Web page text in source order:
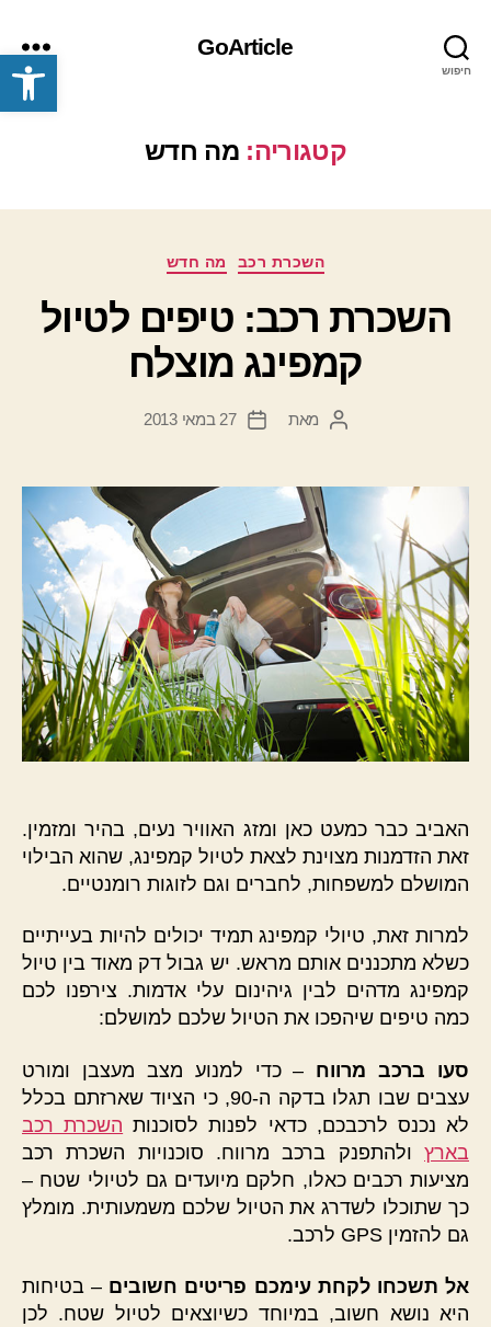
פתח סרגל נגישות חיפוש
GoArticle
תפריט
קטגוריה: מה חדש
קטגוריותהשכרת רכב מה חדש
השכרת רכב: טיפים לטיול
קמפינג מוצלח
המחבר
מאת
תאריך
27 במאי 2013
האביב כבר כמעט כאן ומזג האוויר נעים, בהיר ומזמין.
זאת הזדמנות מצוינת לצאת לטיול קמפינג, שהוא הבילוי
המושלם למשפחות, לחברים וגם לזוגות רומנטיים.
למרות זאת, טיולי קמפינג תמיד יכולים להיות בעייתיים
כשלא מתכננים אותם מראש. יש גבול דק מאוד בין טיול
קמפינג מדהים לבין גיהינום עלי אדמות. צירפנו לכם
כמה טיפים שיהפכו את הטיול שלכם למושלם:
סעו ברכב מרווח – כדי למנוע מצב מעצבן ומורט
עצבים שבו תגלו בדקה ה-90, כי הציוד שארזתם בכלל
לא נכנס לרכבכם, כדאי לפנות לסוכנות השכרת רכב
בארץ ולהתפנק ברכב מרווח. סוכנויות השכרת רכב
מציעות רכבים כאלו, חלקם מיועדים גם לטיולי שטח –
כך שתוכלו לשדרג את הטיול שלכם משמעותית. מומלץ
גם להזמין GPS לרכב.
אל תשכחו לקחת עימכם פריטים חשובים – בטיחות
היא נושא חשוב, במיוחד כשיוצאים לטיול שטח. לכן